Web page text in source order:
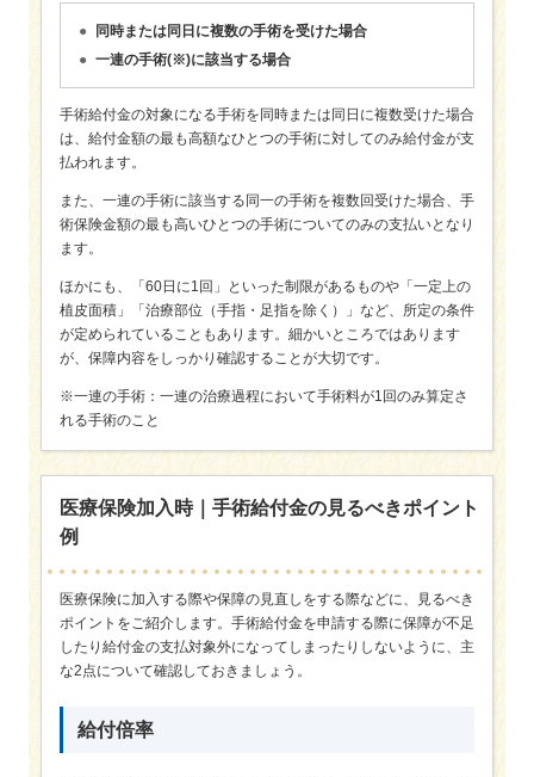
同時または同日に複数の手術を受けた場合
一連の手術(※)に該当する場合
手術給付金の対象になる手術を同時または同日に複数受けた場合
は、給付金額の最も高額なひとつの手術に対してのみ給付金が支
払われます。
また、一連の手術に該当する同一の手術を複数回受けた場合、手
術保険金額の最も高いひとつの手術についてのみの支払いとなり
ます。
ほかにも、「60日に1回」といった制限があるものや「一定上の
植皮面積」「治療部位（手指・足指を除く）」など、所定の条件
が定められていることもあります。細かいところではあります
が、保障内容をしっかり確認することが大切です。
※一連の手術：一連の治療過程において手術料が1回のみ算定さ
れる手術のこと
医療保険加入時｜手術給付金の見るべきポイント
例
医療保険に加入する際や保障の見直しをする際などに、見るべき
ポイントをご紹介します。手術給付金を申請する際に保障が不足
したり給付金の支払対象外になってしまったりしないように、主
な2点について確認しておきましょう。
給付倍率